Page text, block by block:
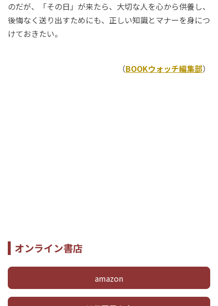
のだが、「その日」が来たら、大切な人を心から供養し、
後悔なく送り出すためにも、正しい知識とマナーを身につ
けておきたい。
（BOOKウォッチ編集部）
オンライン書店
amazon